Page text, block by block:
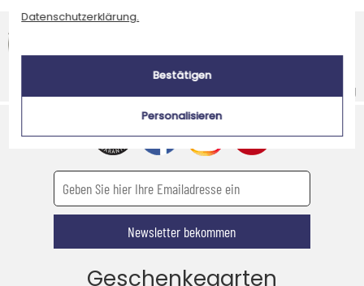
Sichere SSL-Verbindung
Newsletter bekommen
Geschenkegarten
Datenschutzerklärung.
Bestätigen
Personalisieren